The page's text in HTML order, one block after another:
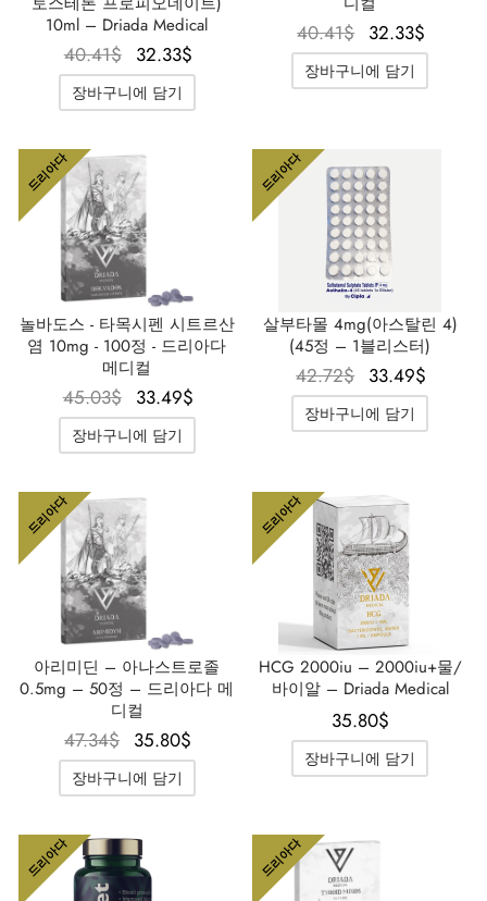
10ml – Driada Medical
40.41$
원래 가
격은
40.41$였
32.33$
32.33$입
장바구니에 담기
40.41$
원래 가
격은
40.41$였
32.33$
장바구니에 담기
드리아다
놀바도스 - 타목시펜 시트르산
염 10mg - 100정 - 드리아다
메디컬
45.03$
원래 가
격은
45.03$였
33.49$
33.49$입
장바구니에 담기
드리아다
살부타몰 4mg(아스탈린 4)
(45정 – 1블리스터)
42.72$
원래 가
격은
42.72$였
33.49$
장바구니에 담기
드리아다
아리미딘 – 아나스트로졸
0.5mg – 50정 – 드리아다 메
디컬
47.34$
원래 가
격은
47.34$였
35.80$
35.80$입
장바구니에 담기
드리아다
HCG 2000iu – 2000iu+물/
바이알 – Driada Medical
35.80$
장바구니에 담기
드리아다 드리아다